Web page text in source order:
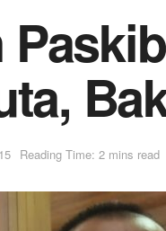
Reading Time: 2 mins read